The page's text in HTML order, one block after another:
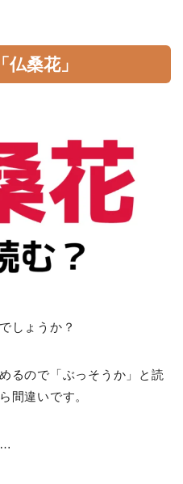
桑花」
しょうか？
るので「ぶっそうか」と読
間違いです。
…